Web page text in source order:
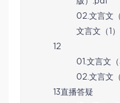
02.文言文
文言文（1
12
01.文言文
02.文言文
13直播答疑